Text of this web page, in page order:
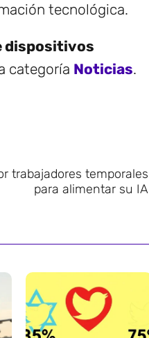
tecnológica.
dispositivos
categoría Noticias.
trabajadores temporales
para alimentar su IA